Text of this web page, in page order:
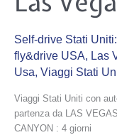
Self-drive Stati
fly&drive USA, Las
Usa, Viaggi Stati
Viaggi Stati Uniti con
partenza da LAS
CANYON : 4 giorni
–